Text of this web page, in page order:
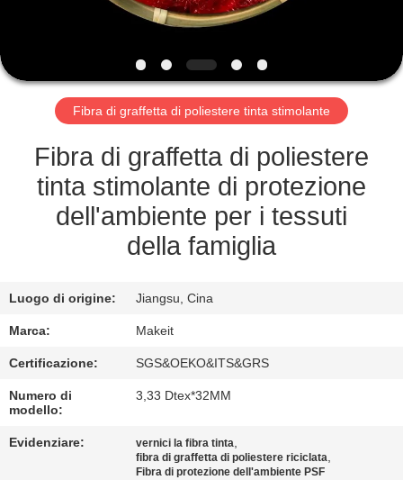
CONTROLLO
QUALITÀ
CONTATTICI
NOTIZIA
RICHIEDA
UNA
CITAZIONE
MAPPA
DEL
Fibra di graffetta di poliestere tinta stimolante
Fibra di graffetta di poliestere
tinta stimolante di protezione
dell'ambiente per i tessuti
della famiglia
Luogo di origine: Jiangsu, Cina
Marca: Makeit
Certificazione: SGS&OEKO&ITS&GRS
Numero di
modello:
3,33 Dtex*32MM
Evidenziare: vernici la fibra tinta,
fibra di graffetta di poliestere riciclata,
Fibra di protezione dell'ambiente PSF